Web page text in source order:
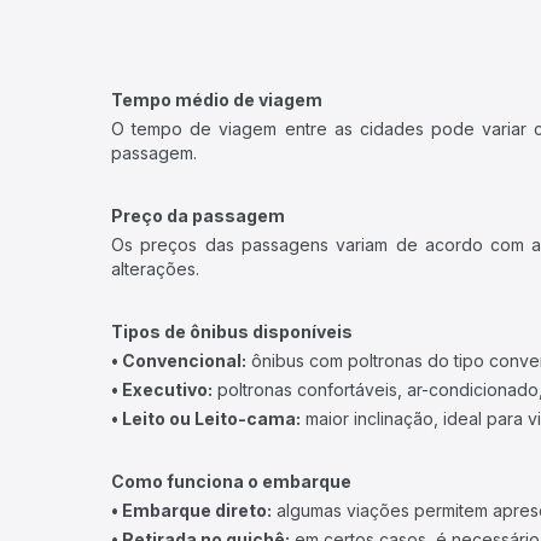
Tempo médio de viagem
O tempo de viagem entre as cidades pode variar
passagem.
Preço da passagem
Os preços das passagens variam de acordo com
alterações.
Tipos de ônibus disponíveis
• Convencional: ônibus com poltronas do tipo
• Executivo: poltronas confortáveis, ar-
• Leito ou Leito-cama: maior inclinação, ideal para
Como funciona o embarque
• Embarque direto: algumas viações permitem